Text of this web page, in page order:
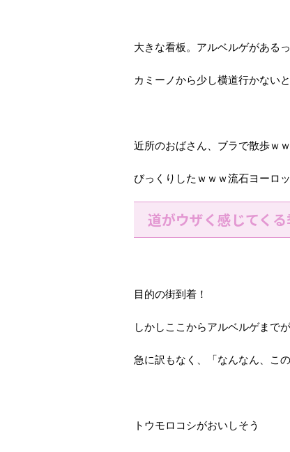
大きな看板。アルベルゲがあるっ
カミーノから少し横道行かない
近所のおばさん、ブラで散歩ｗ
びっくりしたｗｗｗ流石ヨーロ
道がウザく感じてく
目的の街到着！
しかしここからアルベルゲまで
急に訳もなく、「なんなん、こ
トウモロコシがおいしそう